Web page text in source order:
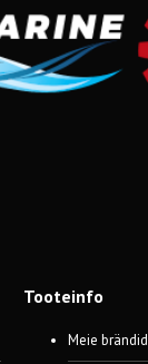
Tooteinfo
Meie brändid